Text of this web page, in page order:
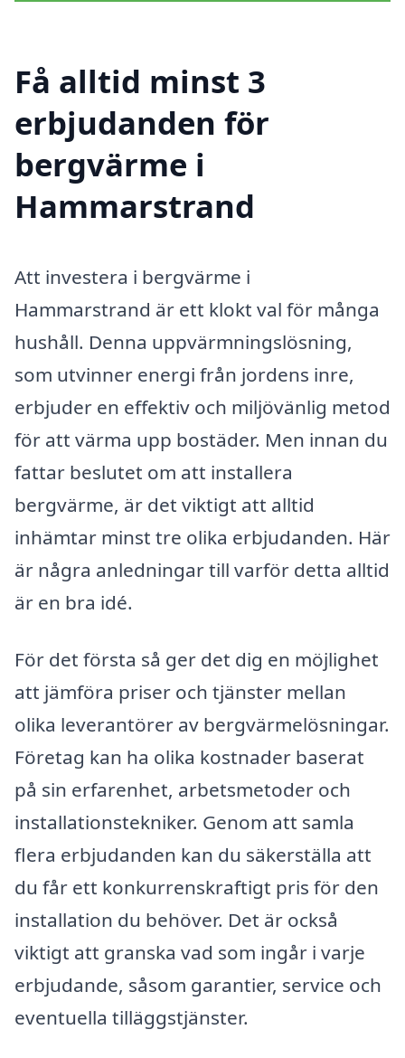
Få alltid minst 3
erbjudanden för
bergvärme i
Hammarstrand
Att investera i bergvärme i
Hammarstrand är ett klokt val för många
hushåll. Denna uppvärmningslösning,
som utvinner energi från jordens inre,
erbjuder en effektiv och miljövänlig metod
för att värma upp bostäder. Men innan du
fattar beslutet om att installera
bergvärme, är det viktigt att alltid
inhämtar minst tre olika erbjudanden. Här
är några anledningar till varför detta alltid
är en bra idé.
För det första så ger det dig en möjlighet
att jämföra priser och tjänster mellan
olika leverantörer av bergvärmelösningar.
Företag kan ha olika kostnader baserat
på sin erfarenhet, arbetsmetoder och
installationstekniker. Genom att samla
flera erbjudanden kan du säkerställa att
du får ett konkurrenskraftigt pris för den
installation du behöver. Det är också
viktigt att granska vad som ingår i varje
erbjudande, såsom garantier, service och
eventuella tilläggstjänster.